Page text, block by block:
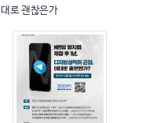
대로 괜찮은가